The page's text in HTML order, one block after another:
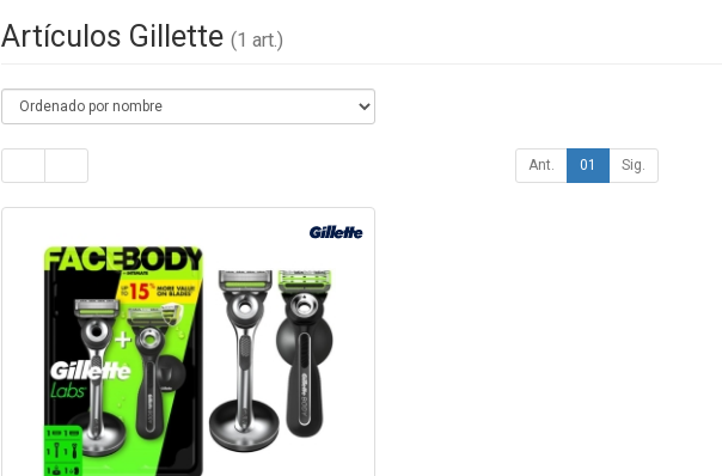
Artículos Gillette (1 art.)
Ant. 01 Sig.